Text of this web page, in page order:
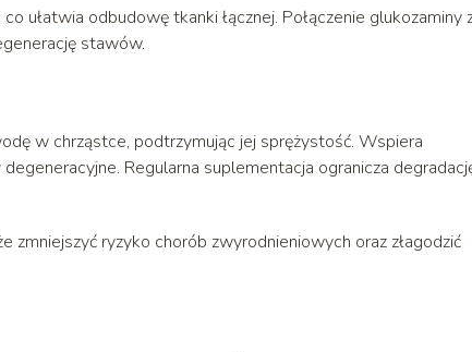
ułatwia odbudowę tkanki łącznej. Połączenie glukozaminy
stawów.
w chrząstce, podtrzymując jej sprężystość. Wspiera
Regularna suplementacja ogranicza
zmniejszyć ryzyko chorób zwyrodnieniowych oraz złagodzić